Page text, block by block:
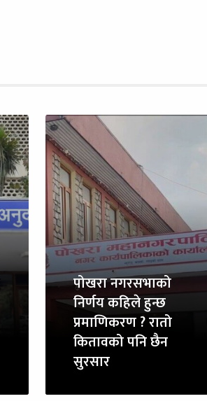
पोखरा नगरसभाको
निर्णय कहिले हुन्छ
प्रमाणिकरण ? रातो
कितावको पनि छैन
सुरसार